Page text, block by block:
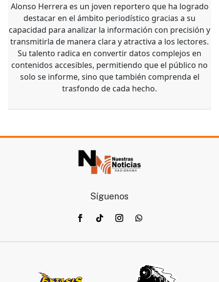
Alonso Herrera es un joven reportero que ha logrado
destacar en el ámbito periodístico gracias a su
capacidad para analizar la información con precisión y
transmitirla de manera clara y atractiva a los lectores.
Su talento radica en convertir datos complejos en
contenidos accesibles, permitiendo que el público no
solo se informe, sino que también comprenda el
trasfondo de cada hecho.
Síguenos